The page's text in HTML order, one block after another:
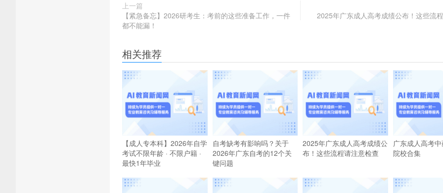
上一篇
【紧急备忘】2026研考生：考前的这些准备工作，一件
都不能漏！
2025年广东成人高考成绩公布！这些流
相关推荐
【成人专本科】2026年自学
考试不限年龄 · 不限户籍 ·
最快1年毕业
自考缺考有影响吗？关于
2026年广东自考的12个关
键问题
2025年广东成人高考成绩公
布！这些流程请注意检查
广东成人高考
院校合集